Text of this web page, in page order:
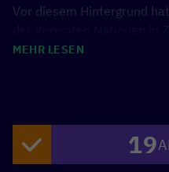
Vor diesem Hintergrund
politischen Initiative
Entscheidungsprozesse zu
Der Navigator konzentriert
MEHR LESEN
19